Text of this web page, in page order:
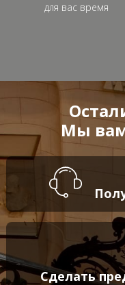
для вас время
Мы
Сделать